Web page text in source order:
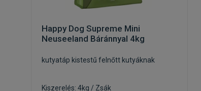
Happy Dog Supreme Mini
Neuseeland Báránnyal 4kg
kutyatáp kistestű felnőtt kutyáknak
Kiszerelés: 4kg / Zsák